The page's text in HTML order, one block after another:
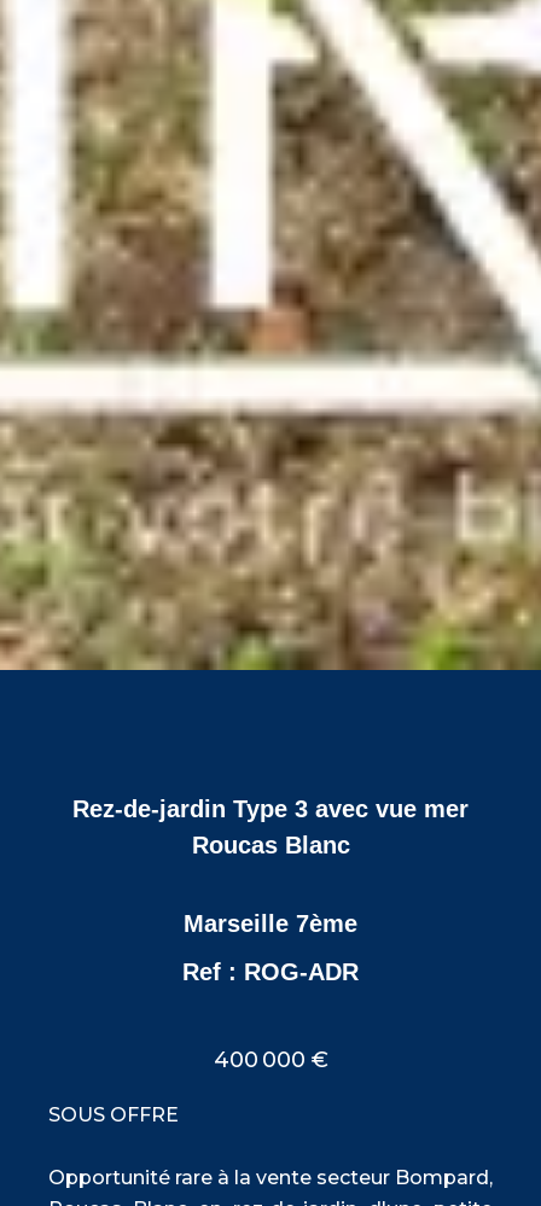
Rez-de-jardin Type 3 avec vue mer
Roucas Blanc
Marseille 7ème
Ref : ROG-ADR
400 000 €
SOUS OFFRE
Opportunité rare à la vente secteur Bompard,